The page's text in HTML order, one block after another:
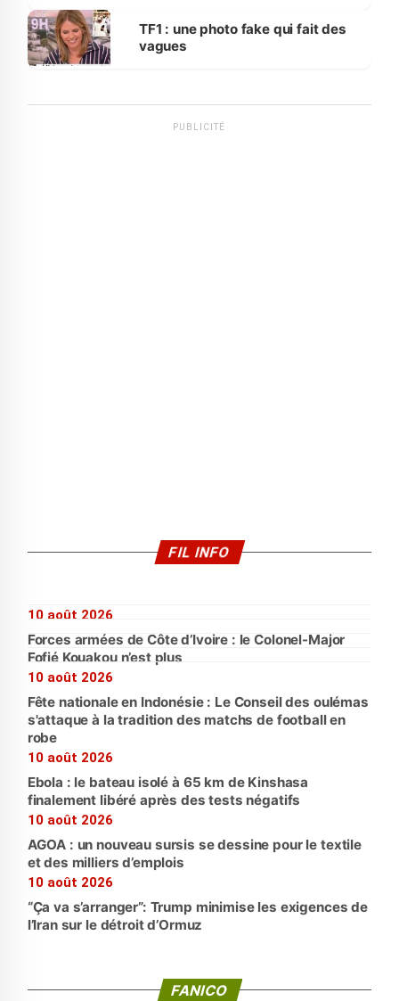
sur la scène internationale »
TF1 : une photo fake qui fait des
vagues
PUBLICITÉ
FIL INFO
10 août 2026
Forces armées de Côte d’Ivoire : le Colonel-Major
Fofié Kouakou n’est plus
10 août 2026
Fête nationale en Indonésie : Le Conseil des oulémas
s'attaque à la tradition des matchs de football en
robe
10 août 2026
Ebola : le bateau isolé à 65 km de Kinshasa
finalement libéré après des tests négatifs
10 août 2026
AGOA : un nouveau sursis se dessine pour le textile
et des milliers d’emplois
10 août 2026
“Ça va s’arranger”: Trump minimise les exigences de
l’Iran sur le détroit d’Ormuz
FANICO